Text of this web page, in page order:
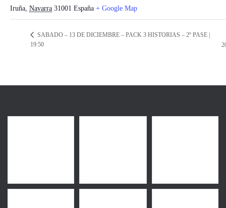
Iruña, Navarra 31001 España + Google Map
SABADO – 13 DE DICIEMBRE – PACK 3 HISTORIAS – 2º PASE |
19:50